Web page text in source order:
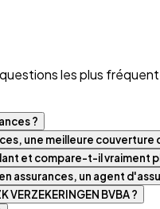
les plus
?
une meilleure couverture
et compare-t-il vraiment
assurances, un agent
Quelles sont les heures d'ouverture de LZK VERZEKERINGEN BVBA ?